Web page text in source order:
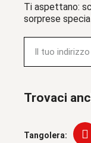
Ti aspettano:
sorprese
Trovaci
Tangolera: